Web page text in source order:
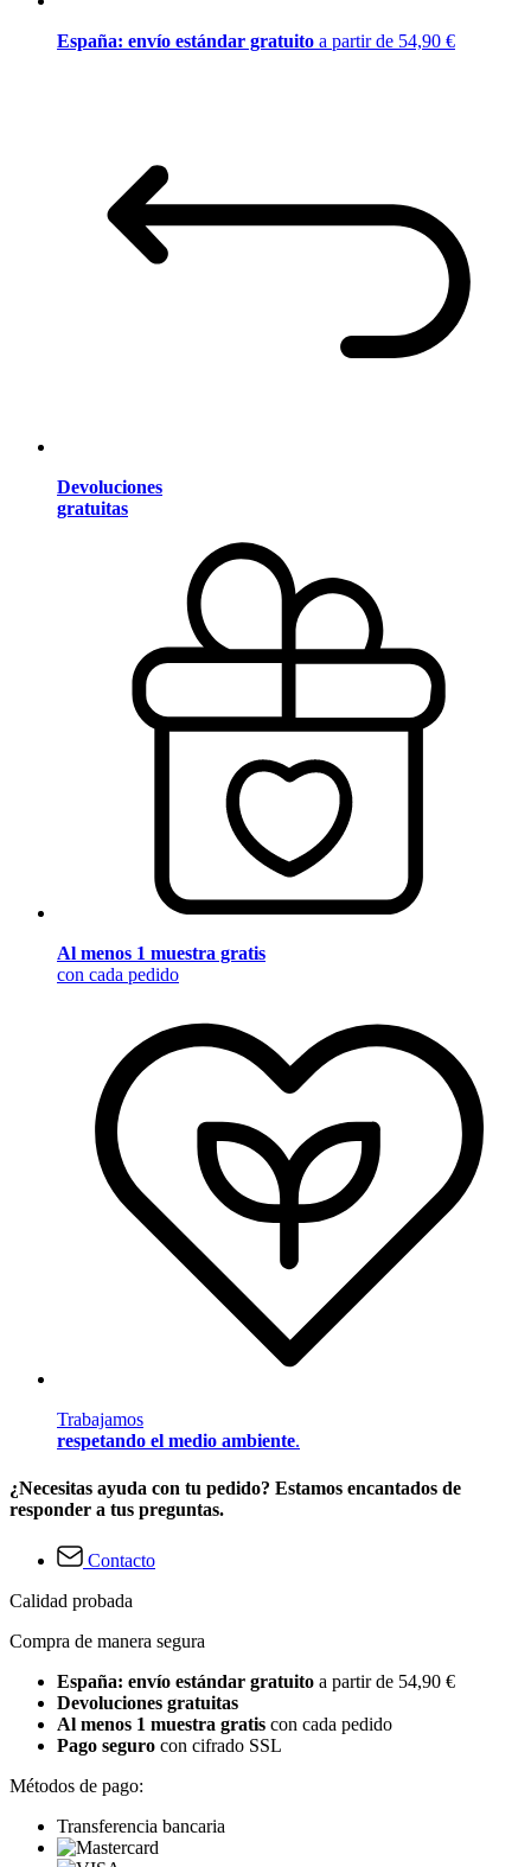
España: envío estándar gratuito a partir de 54,90 €
Devoluciones
gratuitas
Al menos 1 muestra gratis
con cada pedido
Trabajamos
respetando el medio ambiente.
¿Necesitas ayuda con tu pedido? Estamos encantados de
responder a tus preguntas.
Contacto
Calidad probada
Compra de manera segura
España: envío estándar gratuito a partir de 54,90 €
Devoluciones gratuitas
Al menos 1 muestra gratis con cada pedido
Pago seguro con cifrado SSL
Métodos de pago:
Transferencia bancaria